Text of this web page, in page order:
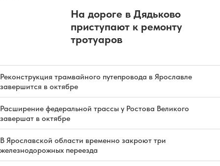
На дороге в Дядьково
приступают к ремонту
тротуаров
Реконструкция трамвайного путепровода в Ярославле
завершится в октябре
Расширение федеральной трассы у Ростова Великого
завершат в октябре
В Ярославской области временно закроют три
железнодорожных переезда